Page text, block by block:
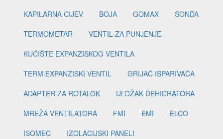
KAPILARNA CIJEV
BOJA GOMAX
SONDA
TERMOMETAR
VENTIL ZA PUNJENJE
KUĆIŠTE EXPANZISKOG VENTILA
TERM.EXPANZISKI VENTIL
GRIJAČ ISPARIVAČA
ADAPTER ZA ROTALOK
ULOŽAK DEHIDRATORA
MREŽA VENTILATORA
FMI EMI
ELCO
ISOMEC
IZOLACIJSKI PANELI